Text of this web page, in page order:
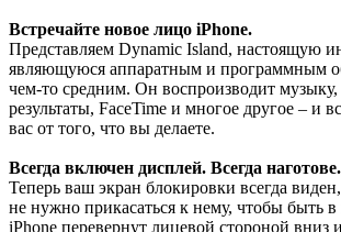
Встречайте новое лицо iPhone.
Представляем Dynamic Island, настоящую
являющуюся аппаратным и программным
чем-то средним. Он воспроизводит
результаты, FaceTime и многое другое – и
вас от того, что вы делаете.
Всегда включен дисплей. Всегда наготове.
Теперь ваш экран блокировки всегда
не нужно прикасаться к нему, чтобы быть в
iPhone перевернут лицевой стороной вниз